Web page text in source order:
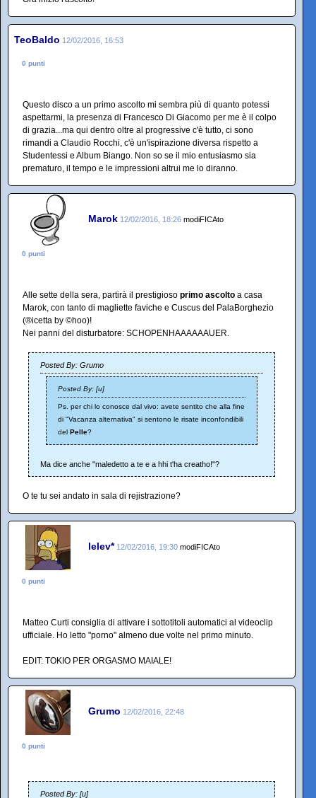
TeoBaldo 12/02/2016, 16:53
0 punti
Questo disco a un primo ascolto mi sembra più di quanto potessi
aspettarmi, la presenza di Francesco Di Giacomo per me è il colpo
di grazia...ma qui dentro oltre al progressive c'è tutto, ci sono
rimandi a Claudio Rocchi, c'è un'ispirazione diversa rispetto a
Studentessi e Album Biango. Non so se il mio entusiasmo sia
prematuro, il tempo e le impressioni altrui me lo diranno.
Marok 12/02/2016, 18:26 modiFICAto
0 punti
Alle sette della sera, partirà il prestigioso primo ascolto a casa
Marok, con tanto di magliette faviche e Cuscus del PalaBorghezio
(®icetta by ©hoo)!
Nei panni del disturbatore: SCHOPENHAAAAAAUER.
Posted By: Grumo
Posted By: [u]
Ps. per chi lo conosce dal vivo: avete sentito che alla fine
di "Vacanza alternativa" si sentono le risate inconfondibili
del Pelle?
Ma dice anche "maledetto a te e a hhi t'ha creatho!"?
O te tu sei andato in sala di rejistrazione?
lelev* 12/02/2016, 19:30 modiFICAto
0 punti
Matteo Curti consiglia di attivare i sottotitoli automatici al videoclip
ufficiale. Ho letto "porno" almeno due volte nel primo minuto.
EDIT: TOKIO PER ORGASMO MAIALE!
Grumo 12/02/2016, 22:48
0 punti
Posted By: [u]